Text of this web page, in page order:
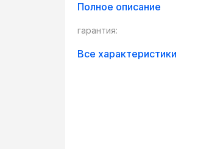
также переходные
кабелей с сетевым
Полное описание
гарантия:
Все характеристики